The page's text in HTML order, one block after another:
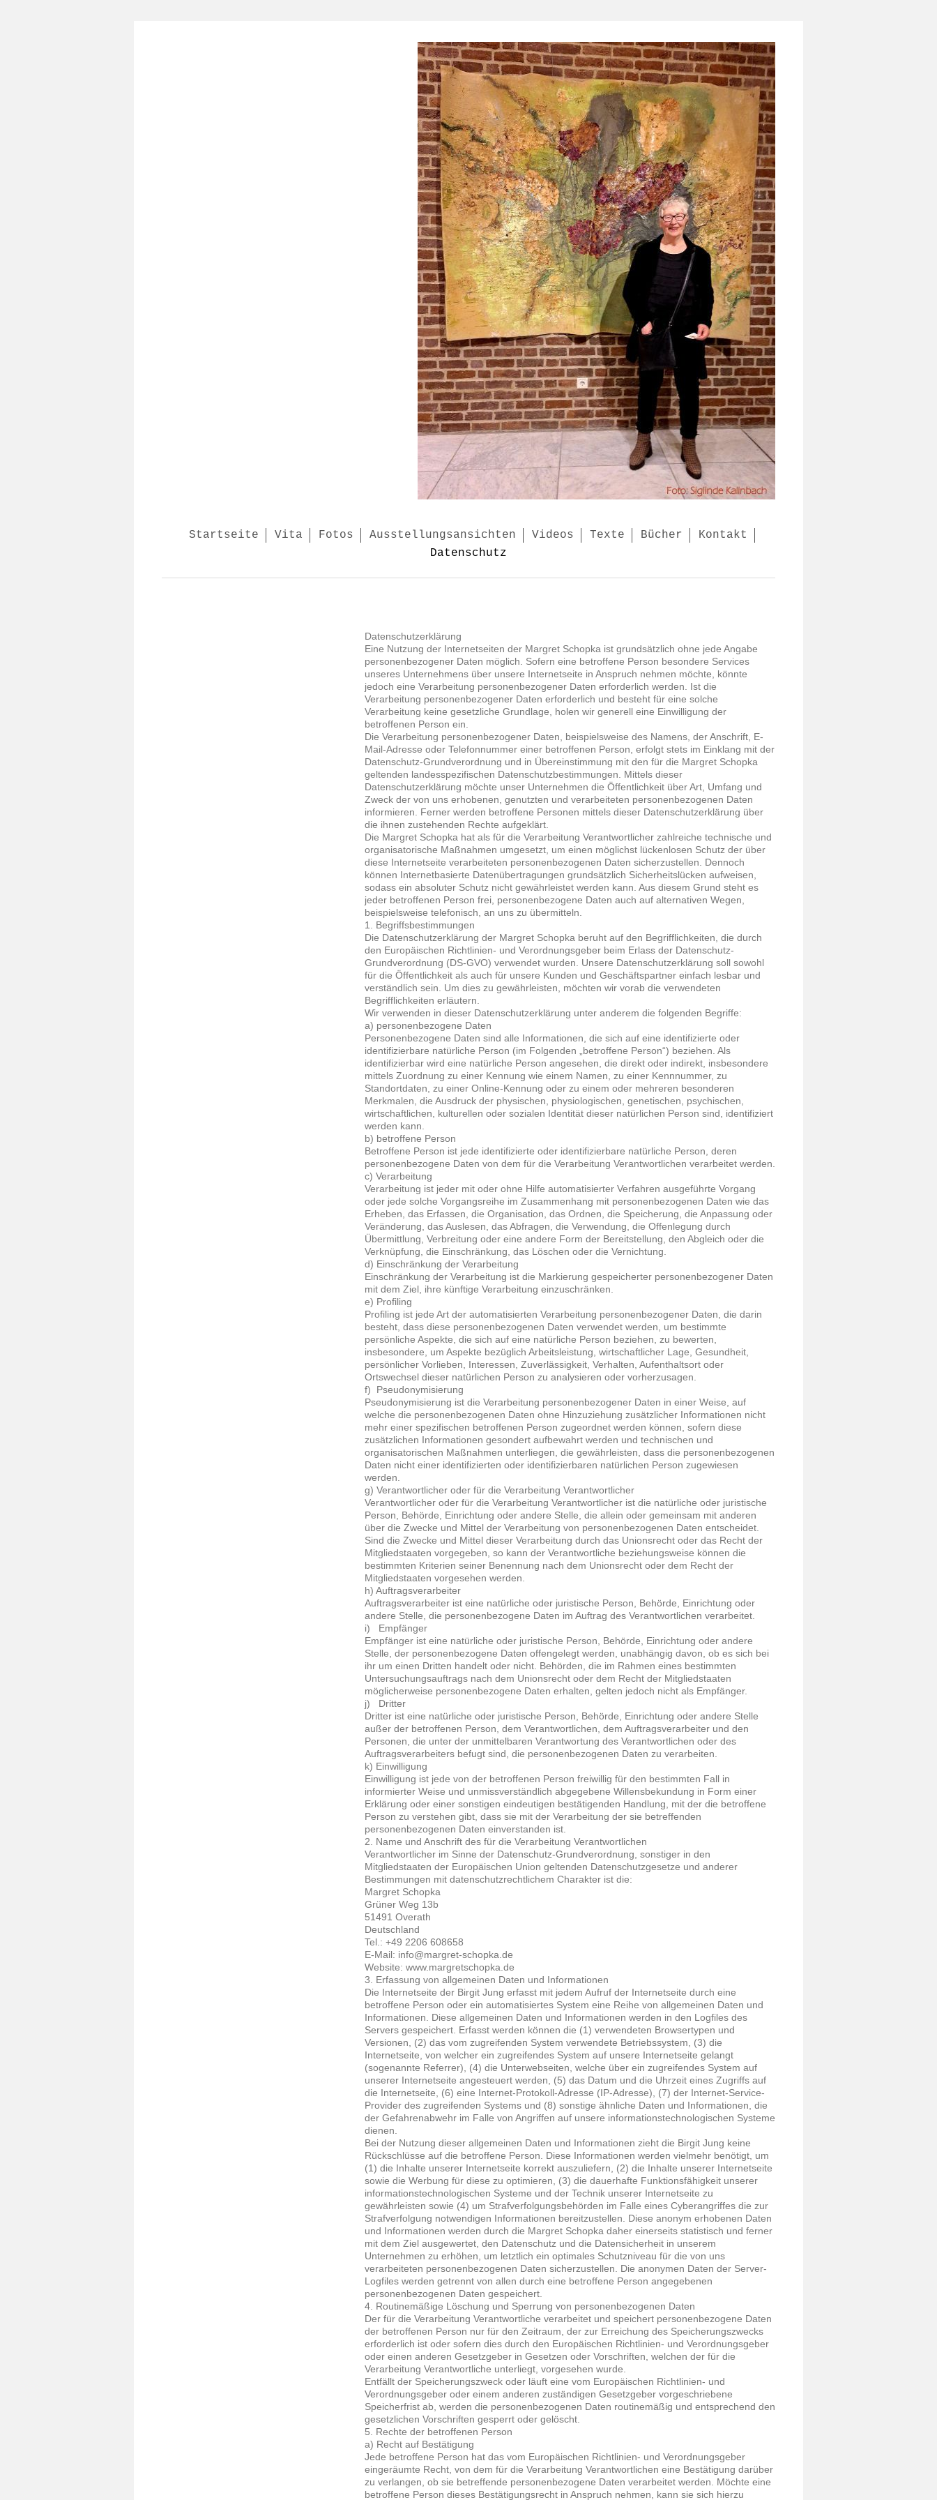
Startseite Vita Fotos Ausstellungsansichten Videos Texte Bücher
Kontakt
Datenschutz
Datenschutzerklärung
Eine Nutzung der Internetseiten der Margret Schopka ist grundsätzlich ohne jede Angabe
personenbezogener Daten möglich. Sofern eine betroffene Person besondere Services
unseres Unternehmens über unsere Internetseite in Anspruch nehmen möchte, könnte
jedoch eine Verarbeitung personenbezogener Daten erforderlich werden. Ist die
Verarbeitung personenbezogener Daten erforderlich und besteht für eine solche
Verarbeitung keine gesetzliche Grundlage, holen wir generell eine Einwilligung der
betroffenen Person ein.
Die Verarbeitung personenbezogener Daten, beispielsweise des Namens, der Anschrift, E-
Mail-Adresse oder Telefonnummer einer betroffenen Person, erfolgt stets im Einklang mit der
Datenschutz-Grundverordnung und in Übereinstimmung mit den für die Margret Schopka
geltenden landesspezifischen Datenschutzbestimmungen. Mittels dieser
Datenschutzerklärung möchte unser Unternehmen die Öffentlichkeit über Art, Umfang und
Zweck der von uns erhobenen, genutzten und verarbeiteten personenbezogenen Daten
informieren. Ferner werden betroffene Personen mittels dieser Datenschutzerklärung über
die ihnen zustehenden Rechte aufgeklärt.
Die Margret Schopka hat als für die Verarbeitung Verantwortlicher zahlreiche technische und
organisatorische Maßnahmen umgesetzt, um einen möglichst lückenlosen Schutz der über
diese Internetseite verarbeiteten personenbezogenen Daten sicherzustellen. Dennoch
können Internetbasierte Datenübertragungen grundsätzlich Sicherheitslücken aufweisen,
sodass ein absoluter Schutz nicht gewährleistet werden kann. Aus diesem Grund steht es
jeder betroffenen Person frei, personenbezogene Daten auch auf alternativen Wegen,
beispielsweise telefonisch, an uns zu übermitteln.
1. Begriffsbestimmungen
Die Datenschutzerklärung der Margret Schopka beruht auf den Begrifflichkeiten, die durch
den Europäischen Richtlinien- und Verordnungsgeber beim Erlass der Datenschutz-
Grundverordnung (DS-GVO) verwendet wurden. Unsere Datenschutzerklärung soll sowohl
für die Öffentlichkeit als auch für unsere Kunden und Geschäftspartner einfach lesbar und
verständlich sein. Um dies zu gewährleisten, möchten wir vorab die verwendeten
Begrifflichkeiten erläutern.
Wir verwenden in dieser Datenschutzerklärung unter anderem die folgenden Begriffe:
a) personenbezogene Daten
Personenbezogene Daten sind alle Informationen, die sich auf eine identifizierte oder
identifizierbare natürliche Person (im Folgenden „betroffene Person“) beziehen. Als
identifizierbar wird eine natürliche Person angesehen, die direkt oder indirekt, insbesondere
mittels Zuordnung zu einer Kennung wie einem Namen, zu einer Kennnummer, zu
Standortdaten, zu einer Online-Kennung oder zu einem oder mehreren besonderen
Merkmalen, die Ausdruck der physischen, physiologischen, genetischen, psychischen,
wirtschaftlichen, kulturellen oder sozialen Identität dieser natürlichen Person sind, identifiziert
werden kann.
b) betroffene Person
Betroffene Person ist jede identifizierte oder identifizierbare natürliche Person, deren
personenbezogene Daten von dem für die Verarbeitung Verantwortlichen verarbeitet werden.
c) Verarbeitung
Verarbeitung ist jeder mit oder ohne Hilfe automatisierter Verfahren ausgeführte Vorgang
oder jede solche Vorgangsreihe im Zusammenhang mit personenbezogenen Daten wie das
Erheben, das Erfassen, die Organisation, das Ordnen, die Speicherung, die Anpassung oder
Veränderung, das Auslesen, das Abfragen, die Verwendung, die Offenlegung durch
Übermittlung, Verbreitung oder eine andere Form der Bereitstellung, den Abgleich oder die
Verknüpfung, die Einschränkung, das Löschen oder die Vernichtung.
d) Einschränkung der Verarbeitung
Einschränkung der Verarbeitung ist die Markierung gespeicherter personenbezogener Daten
mit dem Ziel, ihre künftige Verarbeitung einzuschränken.
e) Profiling
Profiling ist jede Art der automatisierten Verarbeitung personenbezogener Daten, die darin
besteht, dass diese personenbezogenen Daten verwendet werden, um bestimmte
persönliche Aspekte, die sich auf eine natürliche Person beziehen, zu bewerten,
insbesondere, um Aspekte bezüglich Arbeitsleistung, wirtschaftlicher Lage, Gesundheit,
persönlicher Vorlieben, Interessen, Zuverlässigkeit, Verhalten, Aufenthaltsort oder
Ortswechsel dieser natürlichen Person zu analysieren oder vorherzusagen.
f) Pseudonymisierung
Pseudonymisierung ist die Verarbeitung personenbezogener Daten in einer Weise, auf
welche die personenbezogenen Daten ohne Hinzuziehung zusätzlicher Informationen nicht
mehr einer spezifischen betroffenen Person zugeordnet werden können, sofern diese
zusätzlichen Informationen gesondert aufbewahrt werden und technischen und
organisatorischen Maßnahmen unterliegen, die gewährleisten, dass die personenbezogenen
Daten nicht einer identifizierten oder identifizierbaren natürlichen Person zugewiesen
werden.
g) Verantwortlicher oder für die Verarbeitung Verantwortlicher
Verantwortlicher oder für die Verarbeitung Verantwortlicher ist die natürliche oder juristische
Person, Behörde, Einrichtung oder andere Stelle, die allein oder gemeinsam mit anderen
über die Zwecke und Mittel der Verarbeitung von personenbezogenen Daten entscheidet.
Sind die Zwecke und Mittel dieser Verarbeitung durch das Unionsrecht oder das Recht der
Mitgliedstaaten vorgegeben, so kann der Verantwortliche beziehungsweise können die
bestimmten Kriterien seiner Benennung nach dem Unionsrecht oder dem Recht der
Mitgliedstaaten vorgesehen werden.
h) Auftragsverarbeiter
Auftragsverarbeiter ist eine natürliche oder juristische Person, Behörde, Einrichtung oder
andere Stelle, die personenbezogene Daten im Auftrag des Verantwortlichen verarbeitet.
i) Empfänger
Empfänger ist eine natürliche oder juristische Person, Behörde, Einrichtung oder andere
Stelle, der personenbezogene Daten offengelegt werden, unabhängig davon, ob es sich bei
ihr um einen Dritten handelt oder nicht. Behörden, die im Rahmen eines bestimmten
Untersuchungsauftrags nach dem Unionsrecht oder dem Recht der Mitgliedstaaten
möglicherweise personenbezogene Daten erhalten, gelten jedoch nicht als Empfänger.
j) Dritter
Dritter ist eine natürliche oder juristische Person, Behörde, Einrichtung oder andere Stelle
außer der betroffenen Person, dem Verantwortlichen, dem Auftragsverarbeiter und den
Personen, die unter der unmittelbaren Verantwortung des Verantwortlichen oder des
Auftragsverarbeiters befugt sind, die personenbezogenen Daten zu verarbeiten.
k) Einwilligung
Einwilligung ist jede von der betroffenen Person freiwillig für den bestimmten Fall in
informierter Weise und unmissverständlich abgegebene Willensbekundung in Form einer
Erklärung oder einer sonstigen eindeutigen bestätigenden Handlung, mit der die betroffene
Person zu verstehen gibt, dass sie mit der Verarbeitung der sie betreffenden
personenbezogenen Daten einverstanden ist.
2. Name und Anschrift des für die Verarbeitung Verantwortlichen
Verantwortlicher im Sinne der Datenschutz-Grundverordnung, sonstiger in den
Mitgliedstaaten der Europäischen Union geltenden Datenschutzgesetze und anderer
Bestimmungen mit datenschutzrechtlichem Charakter ist die:
Margret Schopka
Grüner Weg 13b
51491 Overath
Deutschland
Tel.: +49 2206 608658
E-Mail: info@margret-schopka.de
Website: www.margretschopka.de
3. Erfassung von allgemeinen Daten und Informationen
Die Internetseite der Birgit Jung erfasst mit jedem Aufruf der Internetseite durch eine
betroffene Person oder ein automatisiertes System eine Reihe von allgemeinen Daten und
Informationen. Diese allgemeinen Daten und Informationen werden in den Logfiles des
Servers gespeichert. Erfasst werden können die (1) verwendeten Browsertypen und
Versionen, (2) das vom zugreifenden System verwendete Betriebssystem, (3) die
Internetseite, von welcher ein zugreifendes System auf unsere Internetseite gelangt
(sogenannte Referrer), (4) die Unterwebseiten, welche über ein zugreifendes System auf
unserer Internetseite angesteuert werden, (5) das Datum und die Uhrzeit eines Zugriffs auf
die Internetseite, (6) eine Internet-Protokoll-Adresse (IP-Adresse), (7) der Internet-Service-
Provider des zugreifenden Systems und (8) sonstige ähnliche Daten und Informationen, die
der Gefahrenabwehr im Falle von Angriffen auf unsere informationstechnologischen Systeme
dienen.
Bei der Nutzung dieser allgemeinen Daten und Informationen zieht die Birgit Jung keine
Rückschlüsse auf die betroffene Person. Diese Informationen werden vielmehr benötigt, um
(1) die Inhalte unserer Internetseite korrekt auszuliefern, (2) die Inhalte unserer Internetseite
sowie die Werbung für diese zu optimieren, (3) die dauerhafte Funktionsfähigkeit unserer
informationstechnologischen Systeme und der Technik unserer Internetseite zu
gewährleisten sowie (4) um Strafverfolgungsbehörden im Falle eines Cyberangriffes die zur
Strafverfolgung notwendigen Informationen bereitzustellen. Diese anonym erhobenen Daten
und Informationen werden durch die Margret Schopka daher einerseits statistisch und ferner
mit dem Ziel ausgewertet, den Datenschutz und die Datensicherheit in unserem
Unternehmen zu erhöhen, um letztlich ein optimales Schutzniveau für die von uns
verarbeiteten personenbezogenen Daten sicherzustellen. Die anonymen Daten der Server-
Logfiles werden getrennt von allen durch eine betroffene Person angegebenen
personenbezogenen Daten gespeichert.
4. Routinemäßige Löschung und Sperrung von personenbezogenen Daten
Der für die Verarbeitung Verantwortliche verarbeitet und speichert personenbezogene Daten
der betroffenen Person nur für den Zeitraum, der zur Erreichung des Speicherungszwecks
erforderlich ist oder sofern dies durch den Europäischen Richtlinien- und Verordnungsgeber
oder einen anderen Gesetzgeber in Gesetzen oder Vorschriften, welchen der für die
Verarbeitung Verantwortliche unterliegt, vorgesehen wurde.
Entfällt der Speicherungszweck oder läuft eine vom Europäischen Richtlinien- und
Verordnungsgeber oder einem anderen zuständigen Gesetzgeber vorgeschriebene
Speicherfrist ab, werden die personenbezogenen Daten routinemäßig und entsprechend den
gesetzlichen Vorschriften gesperrt oder gelöscht.
5. Rechte der betroffenen Person
a) Recht auf Bestätigung
Jede betroffene Person hat das vom Europäischen Richtlinien- und Verordnungsgeber
eingeräumte Recht, von dem für die Verarbeitung Verantwortlichen eine Bestätigung darüber
zu verlangen, ob sie betreffende personenbezogene Daten verarbeitet werden. Möchte eine
betroffene Person dieses Bestätigungsrecht in Anspruch nehmen, kann sie sich hierzu